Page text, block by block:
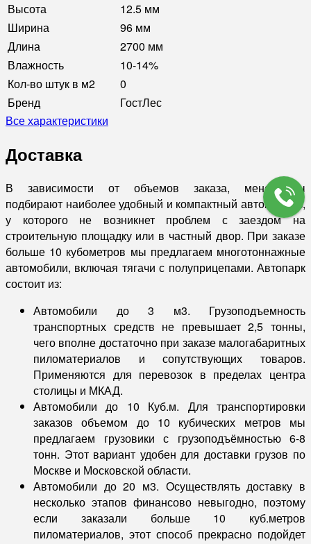
Высота
12.5 мм
Ширина
96 мм
Длина
2700 мм
Влажность
10-14%
Кол-во штук в м2
0
Бренд
ГостЛес
Все характеристики
Доставка
В зависимости от объемов заказа, менеджеры
подбирают наиболее удобный и компактный автомобиль,
у которого не возникнет проблем с заездом на
строительную площадку или в частный двор. При заказе
больше 10 кубометров мы предлагаем многотоннажные
автомобили, включая тягачи с полуприцепами. Автопарк
состоит из:
Автомобили до 3 м3. Грузоподъемность
транспортных средств не превышает 2,5 тонны,
чего вполне достаточно при заказе малогабаритных
пиломатериалов и сопутствующих товаров.
Применяются для перевозок в пределах центра
столицы и МКАД.
Автомобили до 10 Куб.м. Для транспортировки
заказов объемом до 10 кубических метров мы
предлагаем грузовики с грузоподъёмностью 6-8
тонн. Этот вариант удобен для доставки грузов по
Москве и Московской области.
Автомобили до 20 м3. Осуществлять доставку в
несколько этапов финансово невыгодно, поэтому
если заказали больше 10 куб.метров
пиломатериалов, этот способ прекрасно подойдет